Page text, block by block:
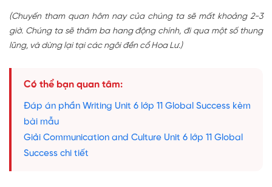
(Chuyến tham quan hôm nay của chúng ta sẽ mất khoảng 2-3
giờ. Chúng ta sẽ thăm ba hang động chính, đi qua một số thung
lũng, và dừng lại tại các ngôi đền cổ Hoa Lư.)
Có thể bạn quan tâm:
Đáp án phần Writing Unit 6 lớp 11 Global Success kèm
bài mẫu
Giải Communication and Culture Unit 6 lớp 11 Global
Success chi tiết